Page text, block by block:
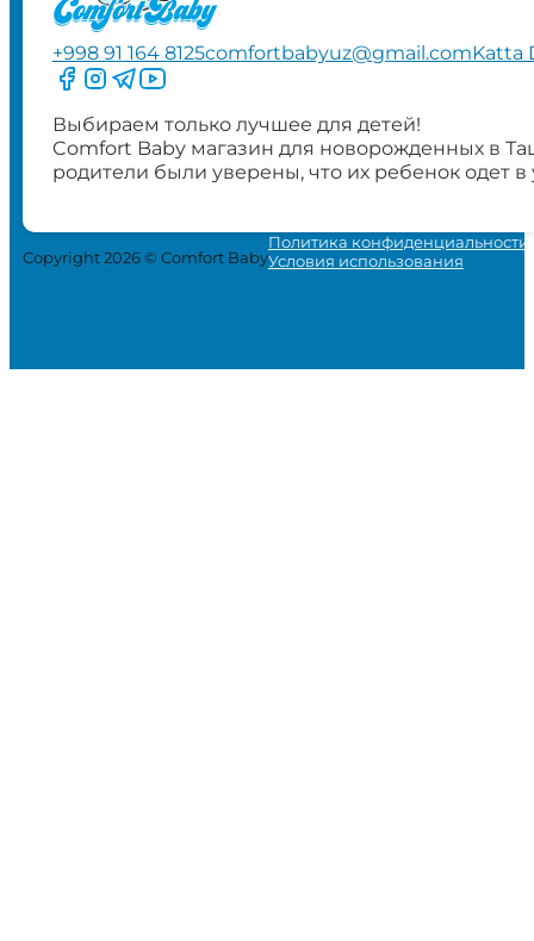
+998 91 164 8125comfortbabyuz@gmail.comKatta
Следите за нами на Facebook
Следите за нами в Instagram
Следите за нами в Telegram
Следите за нами в YouTube
Выбираем только лучшее для детей!
Comfort Baby магазин для новорожденных в
родители были уверены, что их ребенок одет
Copyright 2026 © Comfort Baby
Политика конфиденциальности
Условия использования